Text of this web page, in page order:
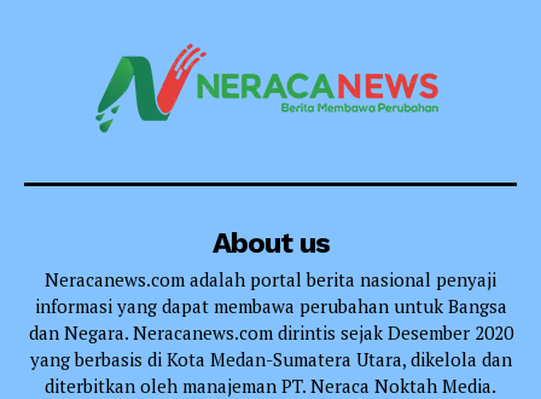
About us
Neracanews.com adalah portal berita nasional penyaji
informasi yang dapat membawa perubahan untuk Bangsa
dan Negara. Neracanews.com dirintis sejak Desember 2020
yang berbasis di Kota Medan-Sumatera Utara, dikelola dan
diterbitkan oleh manajeman PT. Neraca Noktah Media.